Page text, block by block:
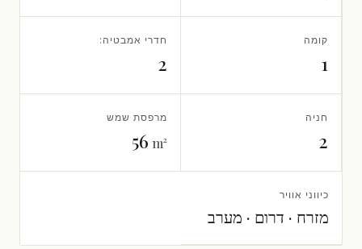
קומה
1
חדרי אמבטיה:
2
חניה
2
מרפסת שמש
56 m²
כיווני אוויר
מזרח · דרום · מערב